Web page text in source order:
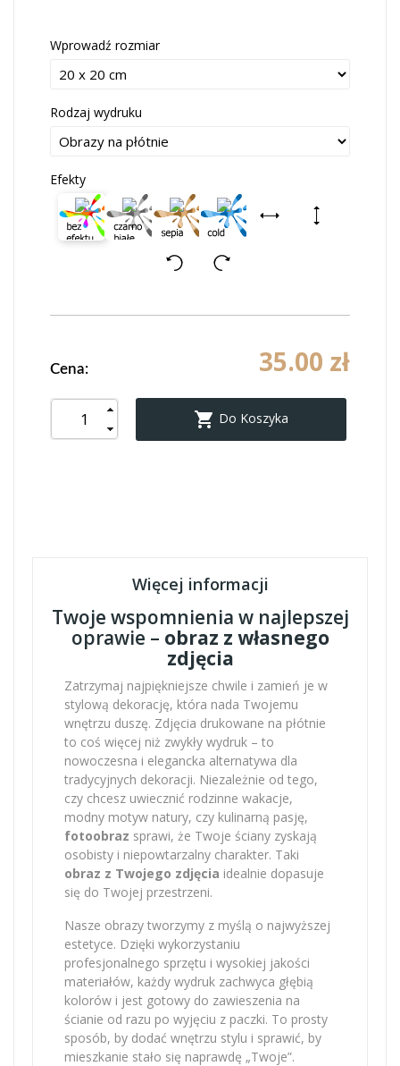
Wprowadź rozmiar
Rodzaj wydruku
Efekty
Cena: 35.00 zł
 Do Koszyka
Więcej informacji
Twoje wspomnienia w najlepszej
oprawie – obraz z własnego
zdjęcia
Zatrzymaj najpiękniejsze chwile i zamień je w
stylową dekorację, która nada Twojemu
wnętrzu duszę. Zdjęcia drukowane na płótnie
to coś więcej niż zwykły wydruk – to
nowoczesna i elegancka alternatywa dla
tradycyjnych dekoracji. Niezależnie od tego,
czy chcesz uwiecznić rodzinne wakacje,
modny motyw natury, czy kulinarną pasję,
fotoobraz sprawi, że Twoje ściany zyskają
osobisty i niepowtarzalny charakter. Taki
obraz z Twojego zdjęcia idealnie dopasuje
się do Twojej przestrzeni.
Nasze obrazy tworzymy z myślą o najwyższej
estetyce. Dzięki wykorzystaniu
profesjonalnego sprzętu i wysokiej jakości
materiałów, każdy wydruk zachwyca głębią
kolorów i jest gotowy do zawieszenia na
ścianie od razu po wyjęciu z paczki. To prosty
sposób, by dodać wnętrzu stylu i sprawić, by
mieszkanie stało się naprawdę „Twoje”.